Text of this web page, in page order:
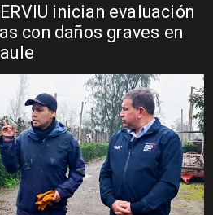
inician evaluación
con daños graves en